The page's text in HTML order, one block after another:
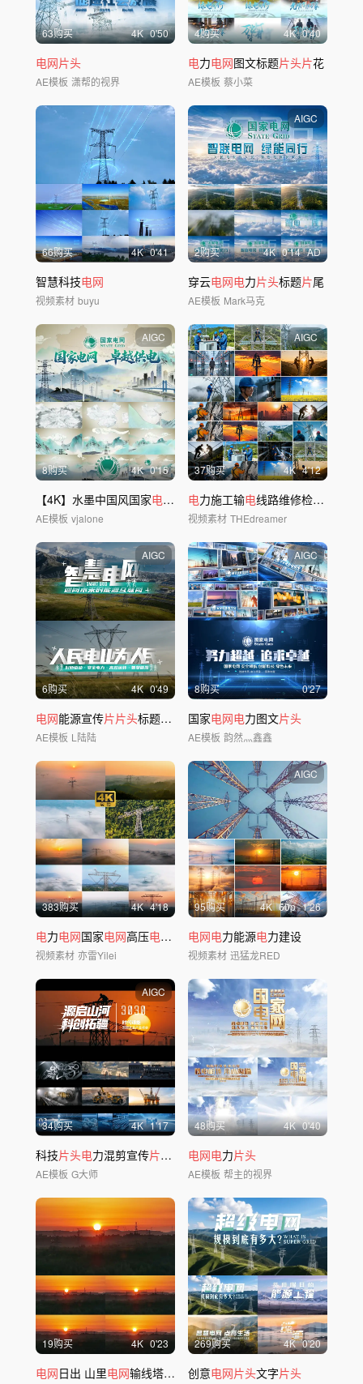
63购买 4K 0'50
电网片头
AE模板 潇帮的视界
4购买 4K 0'40
电力电网图文标题片头片花
AE模板 蔡小菜
66购买 4K 0'41
智慧科技电网
视频素材 buyu
AIGC
2购买 4K 0'14 AD
穿云电网电力片头标题片尾
AE模板 Mark马克
AIGC
8购买 4K 0'15
【4K】水墨中国风国家电网片头 AE模板
AE模板 vjalone
AIGC
37购买 4K 4'12
电力施工输电线路维修检修停
视频素材 THEdreamer
AIGC
6购买 4K 0'49
电网能源宣传片片头标题字幕
AE模板 L陆陆
AIGC
8购买 0'27
国家电网电力图文片头
AE模板 韵然灬鑫鑫
383购买 4K 4'18
电力电网国家电网高压电塔供 电发电
视频素材 亦雷Yilei
AIGC
95购买 4K 60p 1'26
电网电力能源电力建设
视频素材 迅猛龙RED
AIGC
34购买 4K 1'17
科技片头电力混剪宣传片概念能源持续发展
AE模板 G大师
48购买 4K 0'40
电网电力片头
AE模板 帮主的视界
19购买 4K 0'23
电网日出 山里电网输线塔的朝阳
269购买 4K 0'20
创意电网片头文字片头